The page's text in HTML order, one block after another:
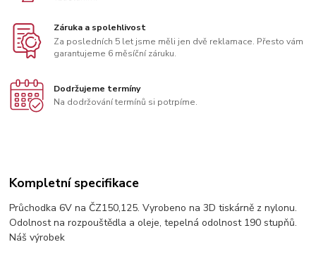
Záruka a spolehlivost
Za posledních 5 let jsme měli jen dvě reklamace. Přesto vám
garantujeme 6 měsíční záruku.
Dodržujeme termíny
Na dodržování termínů si potrpíme.
Kompletní specifikace
Průchodka 6V na ČZ150,125. Vyrobeno na 3D tiskárně z nylonu.
Odolnost na rozpouštědla a oleje, tepelná odolnost 190 stupňů.
Náš výrobek